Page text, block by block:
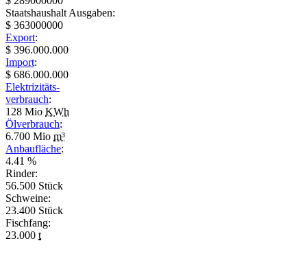
Staatshaushalt Ausgaben:
$ 363000000
Export:
$ 396.000.000
Import:
$ 686.000.000
Elektrizitäts-
verbrauch:
128 Mio KWh
Ölverbrauch:
6.700 Mio m³
Anbaufläche:
4.41 %
Rinder:
56.500 Stück
Schweine:
23.400 Stück
Fischfang:
23.000 t